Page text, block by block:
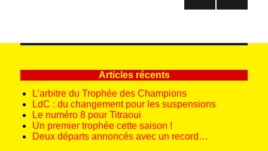
CÉD
E
ANT
Articles récents
L’arbitre du Trophée des Champions
LdC : du changement pour les suspensions
Le numéro 8 pour Titraoui
Un premier trophée cette saison !
Deux départs annoncés avec un record…